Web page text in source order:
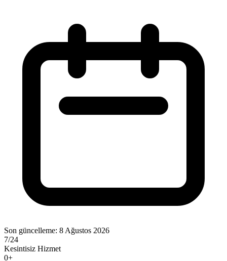
Son güncelleme: 8 Ağustos 2026
7/24
Kesintisiz Hizmet
0+